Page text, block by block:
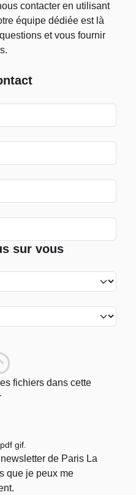
contacter en utilisant
équipe dédiée est là
et vous fournir
sur vous
fichiers dans cette
gif.
de Paris La
que je peux me